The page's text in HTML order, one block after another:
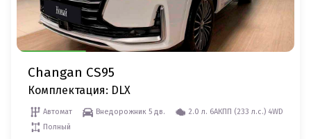
Changan CS95
Комплектация: DLX
Автомат Внедорожник 5 дв.
2.0 л. 6AКПП (233 л.c.) 4WD
Полный